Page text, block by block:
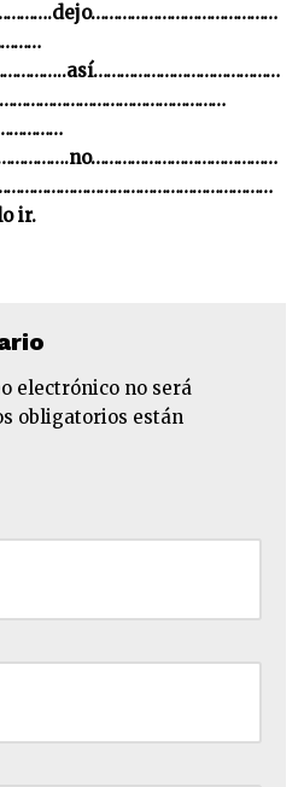
ir.
electrónico no será
obligatorios están